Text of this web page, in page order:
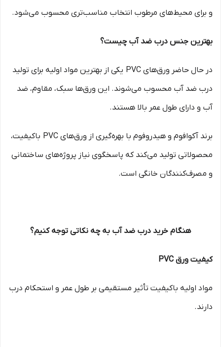
و برای محیط‌های مرطوب انتخاب مناسب‌تری محسوب می‌شود.
بهترین جنس درب ضد آب چیست؟
در حال حاضر ورق‌های PVC یکی از بهترین مواد اولیه برای تولید
درب ضد آب محسوب می‌شوند. این ورق‌ها سبک، مقاوم، ضد
آب و دارای طول عمر بالا هستند.
برند آکوافوم و هیدروفوم با بهره‌گیری از ورق‌های PVC باکیفیت،
محصولاتی تولید می‌کند که پاسخگوی نیاز پروژه‌های ساختمانی
و مصرف‌کنندگان خانگی است.
هنگام خرید درب ضد آب به چه نکاتی توجه کنیم؟
کیفیت ورق PVC
مواد اولیه باکیفیت تأثیر مستقیمی بر طول عمر و استحکام درب
دارند.